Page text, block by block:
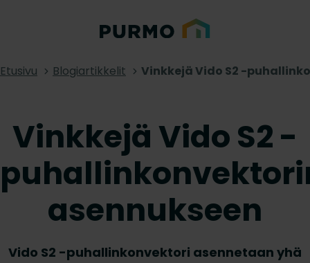
Etusivu Blogiartikkelit Vinkkejä Vido S2 -
Vinkkejä Vido S2 -
asennukseen
Vido S2 -puhallinkonvektori asennetaan yhä